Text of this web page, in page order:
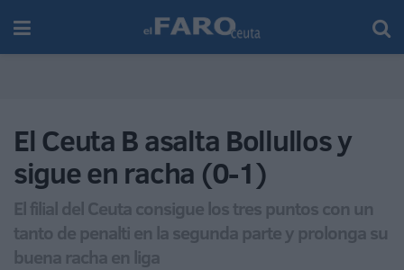
El Ceuta B asalta Bollullos y
sigue en racha (0-1)
El filial del Ceuta consigue los tres puntos con un
tanto de penalti en la segunda parte y prolonga su
buena racha en liga